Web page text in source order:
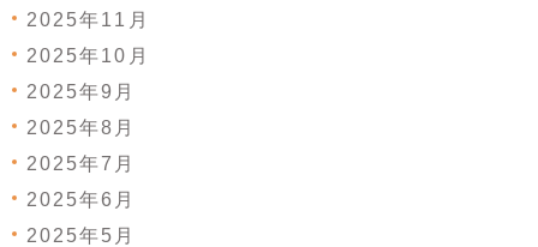
2025年11月
2025年10月
2025年9月
2025年8月
2025年7月
2025年6月
2025年5月